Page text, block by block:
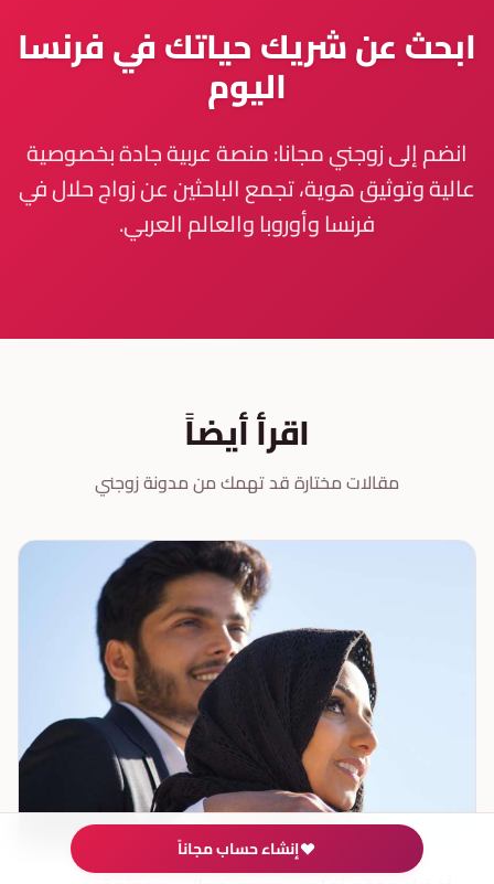
ابحث عن شريك حياتك في فرنسا
اليوم
انضم إلى زوجني مجانا: منصة عربية جادة بخصوصية
عالية وتوثيق هوية، تجمع الباحثين عن زواج حلال في
فرنسا وأوروبا والعالم العربي.
اقرأ أيضاً
مقالات مختارة قد تهمك من مدونة زوجني
إنشاء حساب مجاناً